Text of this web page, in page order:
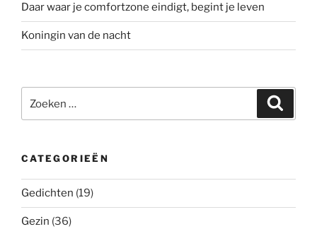
Daar waar je comfortzone eindigt, begint je leven
Koningin van de nacht
naar:
CATEGORIEËN
Gedichten (19)
Gezin (36)